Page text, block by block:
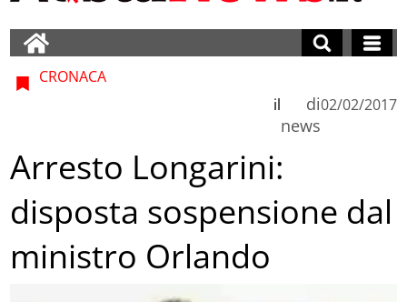
CRONACA
di
news
il 02/02/2017
Arresto Longarini:
disposta sospensione dal
ministro Orlando